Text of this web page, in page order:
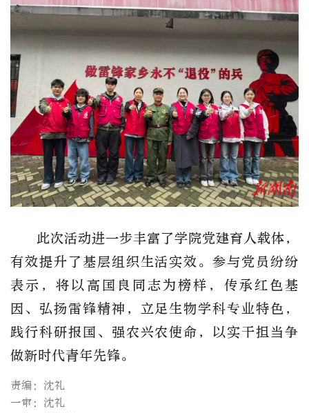
此次活动进一步丰富了学院党建育人载体，
有效提升了基层组织生活实效。参与党员纷纷
表示，将以高国良同志为榜样，传承红色基
因、弘扬雷锋精神，立足生物学科专业特色，
践行科研报国、强农兴农使命，以实干担当争
做新时代青年先锋。
责编：沈礼
一审：沈礼